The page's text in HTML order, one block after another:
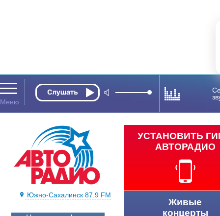
Южно-Сахалинск 87.9 FM
УСТАНОВИТЬ
АВТОРАДИО
Живые
концерты